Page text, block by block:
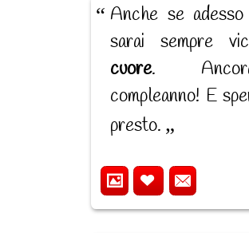
Anche se
sarai sempre
cuore.
compleanno! E
presto.